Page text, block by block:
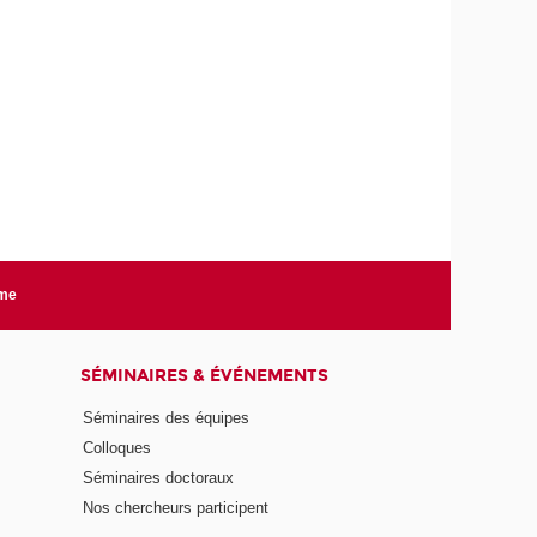
SÉMINAIRES & ÉVÉNEMENTS
Séminaires des équipes
Colloques
Séminaires doctoraux
Nos chercheurs participent